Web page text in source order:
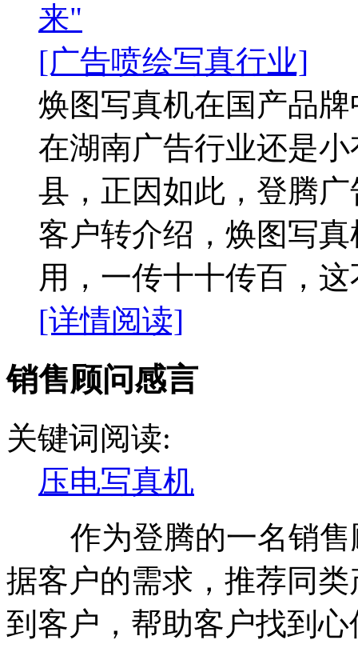
来"
[广告喷绘写真行业]
焕图写真机在国产品
在湖南广告行业还是
县，正因如此，登腾
客户转介绍，焕图写
用，一传十十传百，
[详情阅读]
销售顾问感言
关键词阅读:
压电写真机
作为登腾的一名销售
据客户的需求，推荐同
到客户，帮助客户找到